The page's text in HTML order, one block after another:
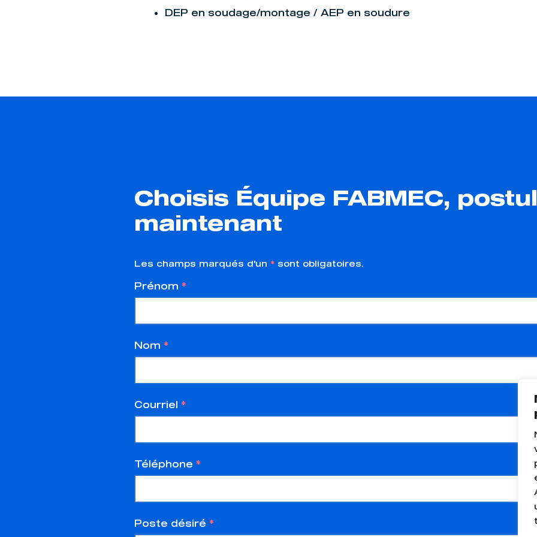
DEP en soudage/montage / AEP en soudure
Choisis Équipe FABMEC,
maintenant
Les champs marqués d'un * sont obligatoires.
Prénom *
Nom *
Courriel *
Téléphone *
Poste désiré *